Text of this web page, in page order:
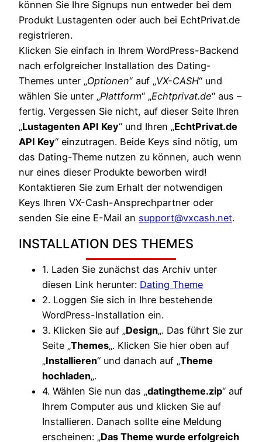
können Sie Ihre Signups nun entweder bei dem
Produkt Lustagenten oder auch bei EchtPrivat.de
registrieren.
Klicken Sie einfach in Ihrem WordPress-Backend
nach erfolgreicher Installation des Dating-
Themes unter „Optionen“ auf „VX-CASH“ und
wählen Sie unter „Plattform“ „Echtprivat.de“ aus –
fertig. Vergessen Sie nicht, auf dieser Seite Ihren
„Lustagenten API Key“ und Ihren „EchtPrivat.de
API Key“ einzutragen. Beide Keys sind nötig, um
das Dating-Theme nutzen zu können, auch wenn
nur eines dieser Produkte beworben wird!
Kontaktieren Sie zum Erhalt der notwendigen
Keys Ihren VX-Cash-Ansprechpartner oder
senden Sie eine E-Mail an support@vxcash.net.
INSTALLATION DES THEMES
1. Laden Sie zunächst das Archiv unter
diesen Link herunter: Dating Theme
2. Loggen Sie sich in Ihre bestehende
WordPress-Installation ein.
3. Klicken Sie auf „Design„. Das führt Sie zur
Seite „Themes„. Klicken Sie hier oben auf
„Installieren“ und danach auf „Theme
hochladen„.
4. Wählen Sie nun das „datingtheme.zip“ auf
Ihrem Computer aus und klicken Sie auf
Installieren. Danach sollte eine Meldung
erscheinen: „Das Theme wurde erfolgreich